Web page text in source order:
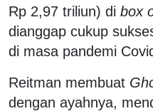
Rp 2,97 triliun) di box
dianggap cukup
di masa pandemi
Reitman membuat
dengan ayahnya,